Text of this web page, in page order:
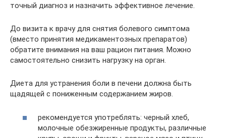
точный диагноз и назначить эффективное лечение.
До визита к врачу для снятия болевого симптома
(вместо принятия медикаментозных препаратов)
обратите внимания на ваш рацион питания. Можно
самостоятельно снизить нагрузку на орган.
Диета для устранения боли в печени должна быть
щадящей с пониженным содержанием жиров.
рекомендуется употреблять: черный хлеб,
молочные обезжиренные продукты, различные